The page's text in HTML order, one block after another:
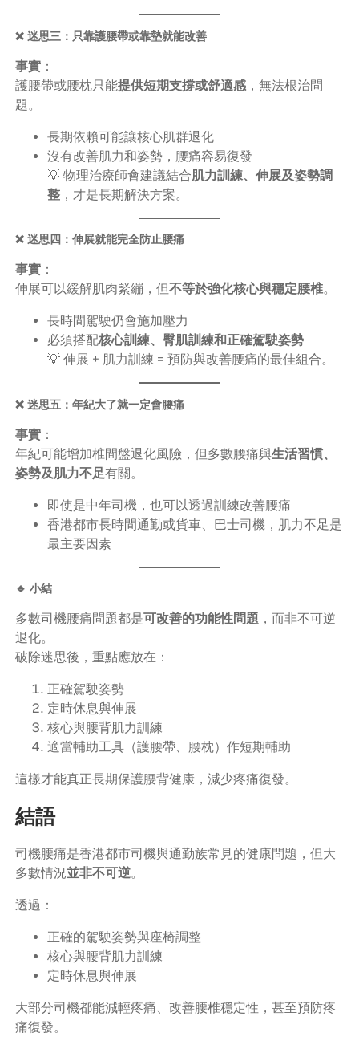
❌ 迷思三：只靠護腰帶或靠墊就能改善
事實：
護腰帶或腰枕只能提供短期支撐或舒適感，無法根治問
題。
長期依賴可能讓核心肌群退化
沒有改善肌力和姿勢，腰痛容易復發
💡 物理治療師會建議結合肌力訓練、伸展及姿勢調
整，才是長期解決方案。
❌ 迷思四：伸展就能完全防止腰痛
事實：
伸展可以緩解肌肉緊繃，但不等於強化核心與穩定腰椎。
長時間駕駛仍會施加壓力
必須搭配核心訓練、臀肌訓練和正確駕駛姿勢
💡 伸展 + 肌力訓練 = 預防與改善腰痛的最佳組合。
❌ 迷思五：年紀大了就一定會腰痛
事實：
年紀可能增加椎間盤退化風險，但多數腰痛與生活習慣、
姿勢及肌力不足有關。
即使是中年司機，也可以透過訓練改善腰痛
香港都市長時間通勤或貨車、巴士司機，肌力不足是
最主要因素
🔹 小結
多數司機腰痛問題都是可改善的功能性問題 ，而非不可逆
退化。
破除迷思後，重點應放在：
正確駕駛姿勢
定時休息與伸展
核心與腰背肌力訓練
適當輔助工具（護腰帶、腰枕）作短期輔助
這樣才能真正長期保護腰背健康，減少疼痛復發。
結語
司機腰痛是香港都市司機與通勤族常見的健康問題，但大
多數情況並非不可逆。
透過：
正確的駕駛姿勢與座椅調整
核心與腰背肌力訓練
定時休息與伸展
大部分司機都能減輕疼痛、改善腰椎穩定性，甚至預防疼
痛復發。